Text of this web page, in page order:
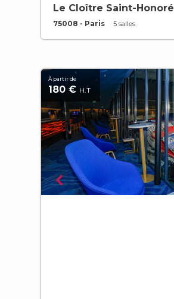
Le Cloître Saint-Honoré
75008 - Paris 5 salles
À partir de
180 € H.T